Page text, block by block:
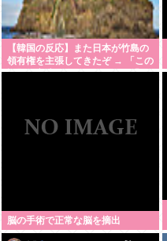
【韓国の反応】また日本が竹島の
領有権を主張してきたぞ → 「この
話題は永遠に終わらないな」「日
脳の手術で正常な脳を摘出